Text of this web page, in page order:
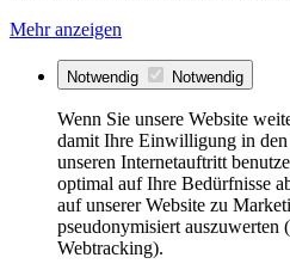
Mehr anzeigen
Notwendig Notwendig
Wenn Sie unsere Website
damit Ihre Einwilligung in
unseren Internetauftritt
optimal auf Ihre Bedürfnisse
auf unserer Website zu
pseudonymisiert auszuwerten
Webtracking).